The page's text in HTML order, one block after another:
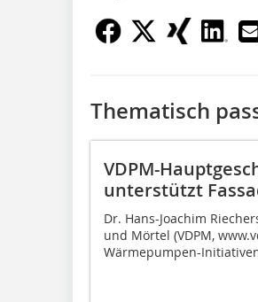
Thematisch
VDPM-
unterstützt
Dr. Hans-Joachim
und Mörtel (VDPM,
Wärmepumpen-